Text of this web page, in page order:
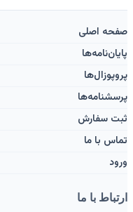
صفحه اصلی
پایان‌نامه‌ها
پروپوزال‌ها
پرسشنامه‌ها
ثبت سفارش
تماس با ما
ورود ‌
ارتباط با ما